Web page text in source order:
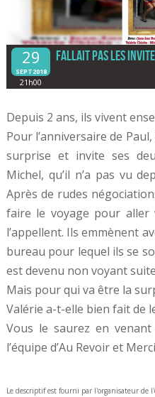
29
SEPT2018
21h00
Fallait pas les
Depuis 2 ans, ils vivent
Pour l’anniversaire de
surprise et invite ses
Michel, qu’il n’a pas vu
Après de rudes
faire le voyage pour
l’appellent. Ils emmènent
bureau pour lequel ils se
est devenu non voyant
Mais pour qui va être la
Valérie a-t-elle bien fait de
Vous le saurez en
l’équipe d’Au Revoir et
Le descriptif est fourni par l'organisateur de